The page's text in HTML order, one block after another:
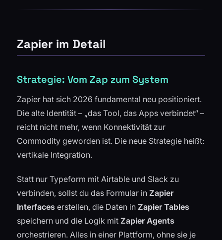
Zapier im Detail
Strategie: Vom Zap zum System
Zapier hat sich 2026 fundamental neu positioniert.
Die alte Identität – „das Tool, das Apps verbindet“ –
reicht nicht mehr, wenn Konnektivität zur
Commodity geworden ist. Die neue Strategie heißt:
vertikale Integration.
Statt nur Typeform mit Airtable und Slack zu
verbinden, sollst du das Formular in Zapier
Interfaces erstellen, die Daten in Zapier Tables
speichern und die Logik mit Zapier Agents
orchestrieren. Alles in einer Plattform, ohne sie je